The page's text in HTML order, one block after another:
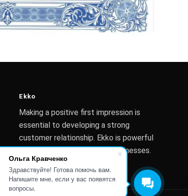
Ольга Кравченко
Здравствуйте! Готова помочь вам.
Напишите мне, если у вас появятся
вопросы.
Ekko
Making a positive first impression is
essential to developing a strong
customer relationship. Ekko is powerful
enough to assist any small businesses.